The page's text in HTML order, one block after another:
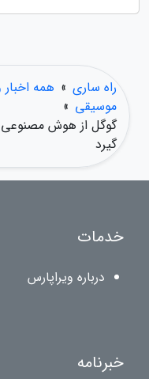
راه ساری » همه اخبار
موسیقی »
گوگل از هوش
گیرد
خدمات
درباره ویراپارس
خبرنامه